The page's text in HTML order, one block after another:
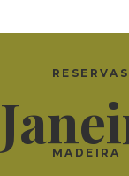
MADEIRA